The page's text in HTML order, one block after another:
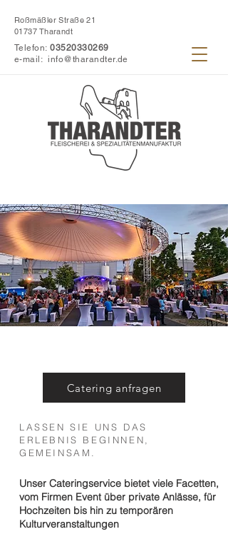
Roßmäßler Straße 21
01737 Tharandt
Telefon: 03520330269
e-mail:info@tharandter.de
Catering anfragen
LASSEN SIE UNS DAS
ERLEBNIS BEGINNEN,
GEMEINSAM.
Unser Cateringservice bietet viele Facetten,
vom Firmen Event über private Anlässe, für
Hochzeiten bis hin zu temporären
Kulturveranstaltungen